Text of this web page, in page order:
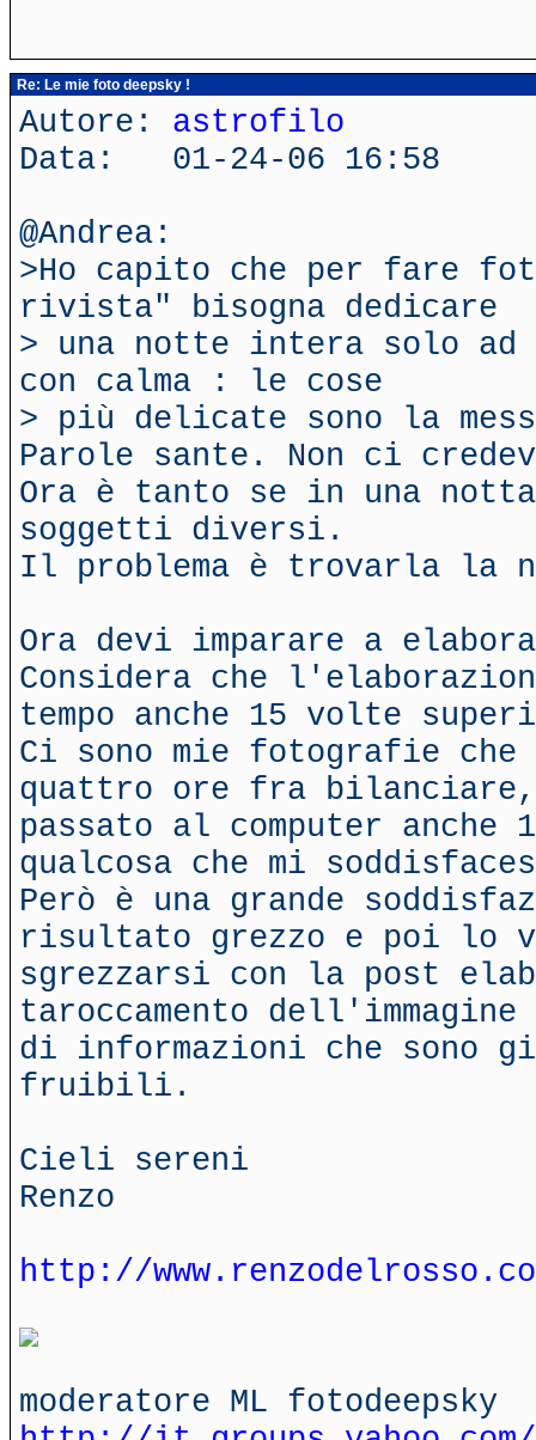
Re: Le mie foto deepsky !
Autore: astrofilo
Data: 01-24-06 16:58
@Andrea:
>Ho capito che per fare
rivista" bisogna dedicare
> una notte intera solo ad
con calma : le cose
> più delicate sono la
Parole sante. Non ci
Ora è tanto se in una
soggetti diversi.
Il problema è trovarla la
Ora devi imparare a
Considera che
tempo anche 15 volte
Ci sono mie fotografie
quattro ore fra
passato al computer
qualcosa che mi
Però è una grande
risultato grezzo e poi lo
sgrezzarsi con la post
taroccamento
di informazioni che sono
fruibili.
Cieli sereni
Renzo
http://
moderatore ML fotodeepsky